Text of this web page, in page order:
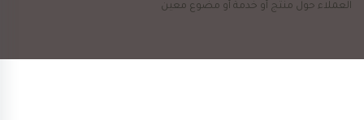
العملاء حول منتج أو خدمة أو مضوع معين